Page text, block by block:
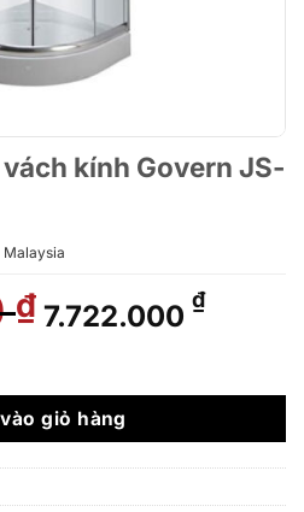
kính Govern JS-
Malaysia
₫ Giá
gốc
8.580.000 ₫.
7.722.000 ₫Giá
là:
Govern JS-8120(80) số lượng
giỏ hàng